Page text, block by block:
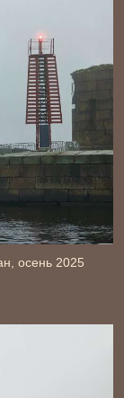
осень 2025